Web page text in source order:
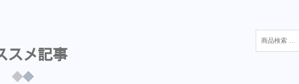
スメ記事